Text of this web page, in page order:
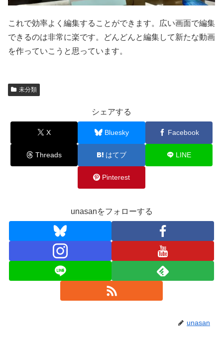
これで効率よく編集することができます。広い画面で編集
できるのは非常に楽です。どんどんと編集して新たな動画
を作っていこうと思っています。
未分類
シェアする
X Bluesky Facebook
Threads はてブ LINE
Pinterest
unasanをフォローする
unasan